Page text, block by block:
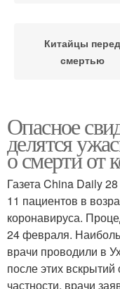
Китайцы перед
смертью
Опасное
делятся
о смерти от
Газета China Daily
11 пациентов в
коронавируса.
24 февраля.
врачи проводили в
после этих
частности, врачи